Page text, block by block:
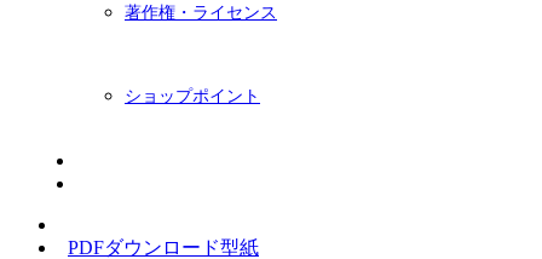
著作権・ライセンス
ショップポイント
PDFダウンロード型紙